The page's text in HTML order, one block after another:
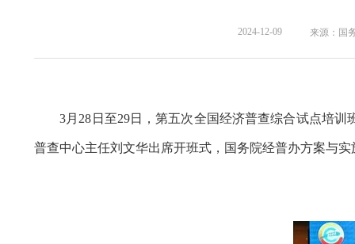
2024-12-09 来源：国
3月28日至29日，第五次全国经济普查综合试点培
普查中心主任刘文华出席开班式，国务院经普办方案与